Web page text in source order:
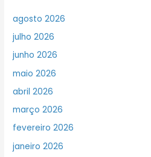
agosto 2026
julho 2026
junho 2026
maio 2026
abril 2026
março 2026
fevereiro 2026
janeiro 2026